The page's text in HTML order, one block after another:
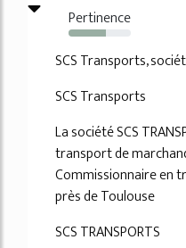
Pertinence
60%
SCS Transports,
SCS Transports
La société SCS
transport de
Commissionnaire en
près de Toulouse
SCS TRANSPORTS